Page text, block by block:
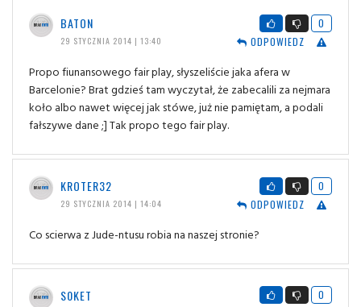
BATON
29 STYCZNIA 2014 | 13:40
0
ODPOWIEDZ
Propo fiunansowego fair play, słyszeliście jaka afera w
Barcelonie? Brat gdzieś tam wyczytał, że zabecalili za nejmara
koło albo nawet więcej jak stówe, już nie pamiętam, a podali
fałszywe dane ;] Tak propo tego fair play.
KROTER32
29 STYCZNIA 2014 | 14:04
0
ODPOWIEDZ
Co scierwa z Jude-ntusu robia na naszej stronie?
S0KET
0